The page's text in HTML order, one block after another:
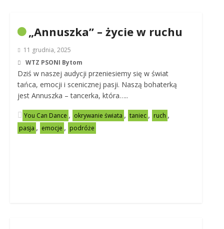
„Annuszka” – życie w ruchu
11 grudnia, 2025
WTZ PSONI Bytom
Dziś w naszej audycji przeniesiemy się w świat
tańca, emocji i scenicznej pasji. Naszą bohaterką
jest Annuszka – tancerka, która…..
You Can Dance , okrywanie świata , taniec , ruch ,
pasja , emocje , podróże